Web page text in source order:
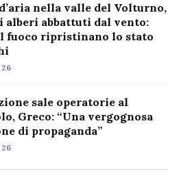
nella valle del Volturno,
alberi abbattuti dal vento:
fuoco ripristinano lo stato
sale operatorie al
Greco: “Una vergognosa
di propaganda”